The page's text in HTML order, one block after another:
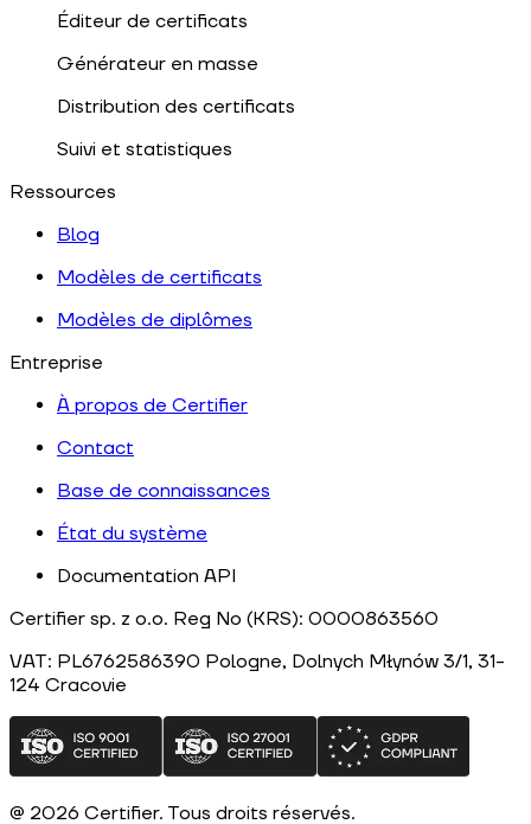
Éditeur de certificats
Générateur en masse
Distribution des certificats
Suivi et statistiques
Ressources
Blog
Modèles de certificats
Modèles de diplômes
Entreprise
À propos de Certifier
Contact
Base de connaissances
État du système
Documentation API
Certifier sp. z o.o. Reg No (KRS): 0000863560
VAT: PL6762586390 Pologne, Dolnych Młynów 3/1, 31-
124 Cracovie
@ 2026 Certifier. Tous droits réservés.